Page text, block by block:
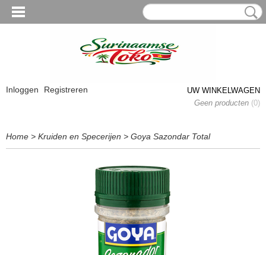
Inloggen Registreren
UW WINKELWAGEN
Geen producten (0)
Home > Kruiden en Specerijen > Goya Sazondar Total